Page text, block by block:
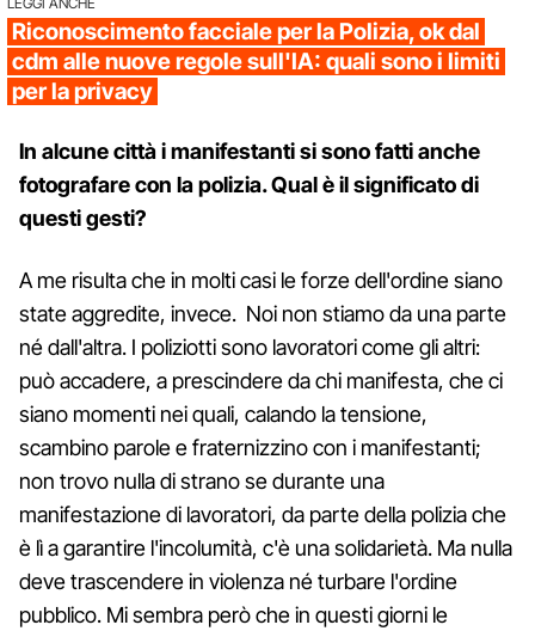
Riconoscimento facciale per la Polizia, ok dal
cdm alle nuove regole sull'IA: quali sono i limiti
per la privacy
In alcune città i manifestanti si sono fatti anche
fotografare con la polizia. Qual è il significato di
questi gesti?
A me risulta che in molti casi le forze dell'ordine siano
state aggredite, invece. Noi non stiamo da una parte
né dall'altra. I poliziotti sono lavoratori come gli altri:
può accadere, a prescindere da chi manifesta, che ci
siano momenti nei quali, calando la tensione,
scambino parole e fraternizzino con i manifestanti;
non trovo nulla di strano se durante una
manifestazione di lavoratori, da parte della polizia che
è lì a garantire l'incolumità, c'è una solidarietà. Ma nulla
deve trascendere in violenza né turbare l'ordine
pubblico. Mi sembra però che in questi giorni le